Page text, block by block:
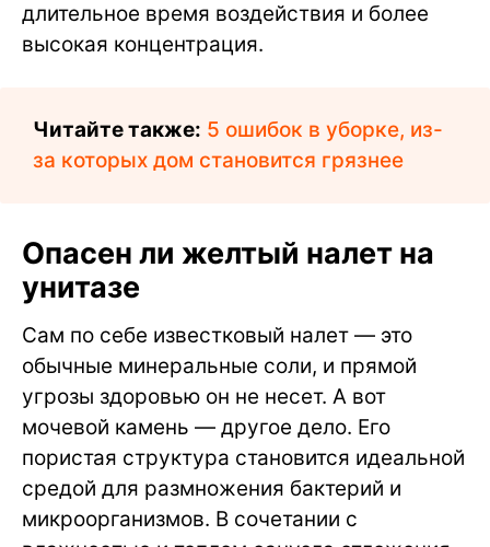
длительное время воздействия и более
высокая концентрация.
Читайте также: 5 ошибок в уборке, из-
за которых дом становится грязнее
Опасен ли желтый налет на
унитазе
Сам по себе известковый налет — это
обычные минеральные соли, и прямой
угрозы здоровью он не несет. А вот
мочевой камень — другое дело. Его
пористая структура становится идеальной
средой для размножения бактерий и
микроорганизмов. В сочетании с